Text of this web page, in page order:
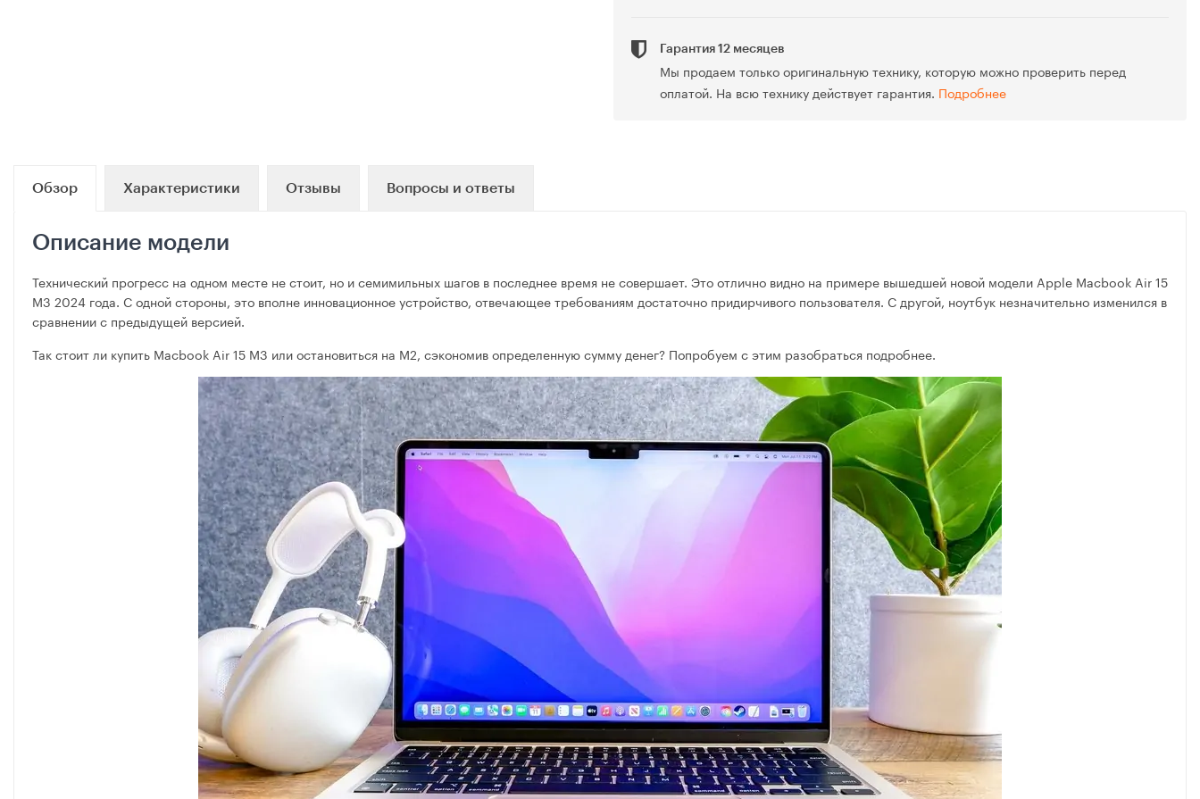
Гарантия 12 месяцев
Мы продаем только оригинальную технику, которую можно проверить перед
оплатой. На всю технику действует гарантия. Подробнее
Обзор Характеристики Отзывы Вопросы и ответы
Описание модели
Технический прогресс на одном месте не стоит, но и семимильных шагов в последнее время не совершает. Это отлично видно на примере вышедшей новой модели Apple Macbook Air 15
M3 2024 года. С одной стороны, это вполне инновационное устройство, отвечающее требованиям достаточно придирчивого пользователя. С другой, ноутбук незначительно изменился в
сравнении с предыдущей версией.
Так стоит ли купить Macbook Air 15 M3 или остановиться на M2, сэкономив определенную сумму денег? Попробуем с этим разобраться подробнее.